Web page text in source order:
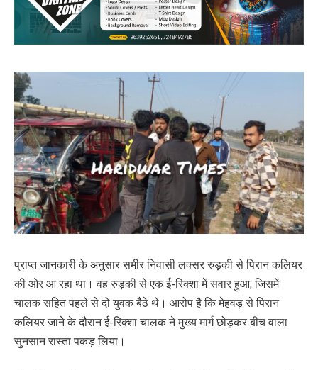
प्राप्त जानकारी के अनुसार समीर निवासी लक्सर रुड़की से पिरान कलियर
की ओर आ रहा था। वह रुड़की से एक ई-रिक्शा में सवार हुआ, जिसमें
चालक सहित पहले से दो युवक बैठे थे। आरोप है कि मेहवड़ से पिरान
कलियर जाने के दौरान ई-रिक्शा चालक ने मुख्य मार्ग छोड़कर बीच वाला
सुनसान रास्ता पकड़ लिया।